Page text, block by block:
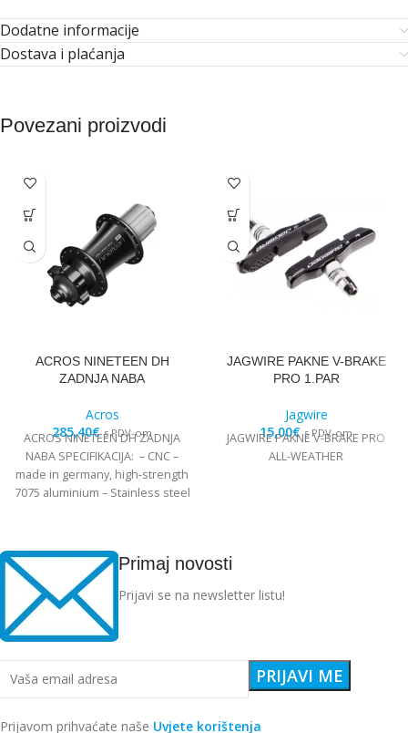
Dodatne informacije
Dostava i plaćanja
Povezani proizvodi
ACROS NINETEEN DH
ZADNJA NABA
Acros
285,40€ s PDV-om
ACROS NINETEEN DH ZADNJA
NABA SPECIFIKACIJA: – CNC –
made in germany, high-strength
7075 aluminium – Stainless steel
JAGWIRE PAKNE V-BRAKE
PRO 1.PAR
Jagwire
15,00€ s PDV-om
JAGWIRE PAKNE V-BRAKE PRO
ALL-WEATHER
Primaj novosti
Prijavi se na newsletter listu!
Prijavom prihvaćate naše Uvjete korištenja